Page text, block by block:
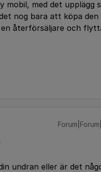
mobil, med det upplägg
nog bara att köpa den
en återförsäljare och
undran eller är det